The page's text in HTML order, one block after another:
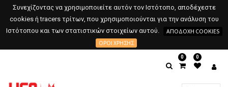
Συνεχίζοντας να χρησιμοποιείτε αυτόν τον Ιστότοπο, αποδέχεστε
cookies ή tracers τρίτων, που χρησιμοποιούνται για την ανάλυση του
Ιστότοπου και των στατιστικών στοιχείων αυτού.
ΑΠΟΔΟΧΉ COOKIES
ΌΡΟΙ ΧΡΉΣΗΣ
0 0